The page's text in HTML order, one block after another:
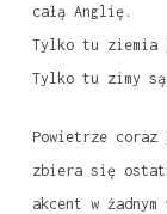
całą Anglię.
Tylko tu ziemia
Tylko tu zimy są
Powietrze
zbiera się
akcent w